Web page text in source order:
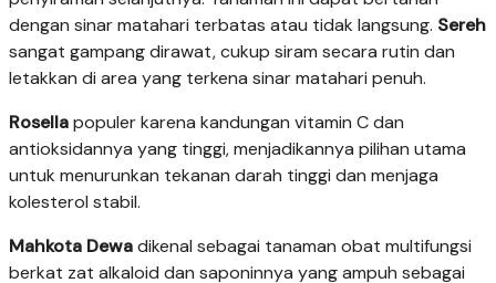
dengan sinar matahari terbatas atau tidak langsung. Sereh
sangat gampang dirawat, cukup siram secara rutin dan
letakkan di area yang terkena sinar matahari penuh.
Rosellapopuler karena kandungan vitamin C dan
antioksidannya yang tinggi, menjadikannya pilihan utama
untuk menurunkan tekanan darah tinggi dan menjaga
kolesterol stabil.
Mahkota Dewadikenal sebagai tanaman obat multifungsi
berkat zat alkaloid dan saponinnya yang ampuh sebagai